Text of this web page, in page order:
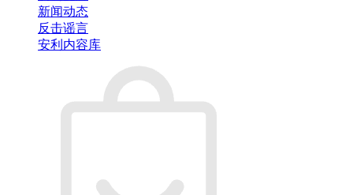
新闻动态
反击谣言
安利内容库